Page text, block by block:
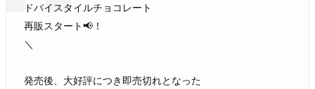
ドバイスタイルチョコレート
再販スタート📢！
＼
発売後、大好評につき即売切れとなった